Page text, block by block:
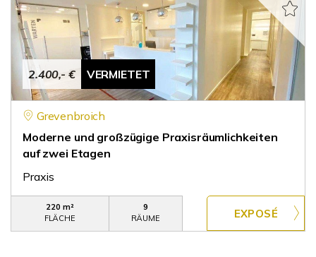
2.400,- € VERMIETET
Grevenbroich
Moderne und großzügige Praxisräumlichkeiten
auf zwei Etagen
Praxis
220 m²
FLÄCHE
9
RÄUME